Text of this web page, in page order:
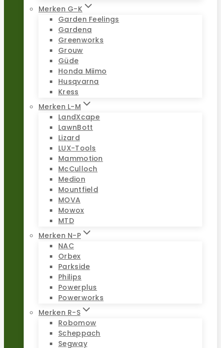
Merken G-K
Garden Feelings
Gardena
Greenworks
Grouw
Güde
Honda Miimo
Husqvarna
Kress
Merken L-M
LandXcape
LawnBott
Lizard
LUX-Tools
Mammotion
McCulloch
Medion
Mountfield
MOVA
Mowox
MTD
Merken N-P
NAC
Orbex
Parkside
Philips
Powerplus
Powerworks
Merken R-S
Robomow
Scheppach
Segway